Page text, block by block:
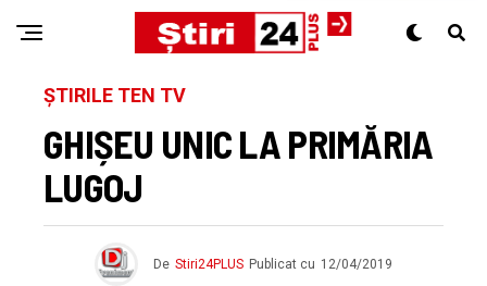
ȘTIRILE TEN TV
GHIȘEU UNIC LA PRIMĂRIA
LUGOJ
De Stiri24PLUS Publicat cu 12/04/2019